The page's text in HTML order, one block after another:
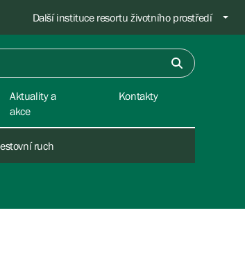
Další instituce resortu životního prostředí
ruch
Aktuality a
akce
Kontakty